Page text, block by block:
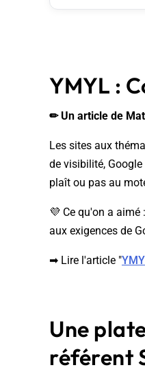
YMYL :
✏ Un article de
Les sites aux
de visibilité,
plaît ou pas au
💜 Ce qu'on a
aux exigences de
➡ Lire l'article "
Une
référent